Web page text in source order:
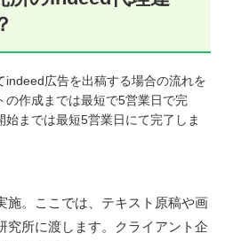
indeed広告を出稿する場合の流れを
の作成までは最短で5営業日で完
までは最短5営業日にて完了しま
施。ここでは、テキスト原稿や画
究所に渡します。クライアント企